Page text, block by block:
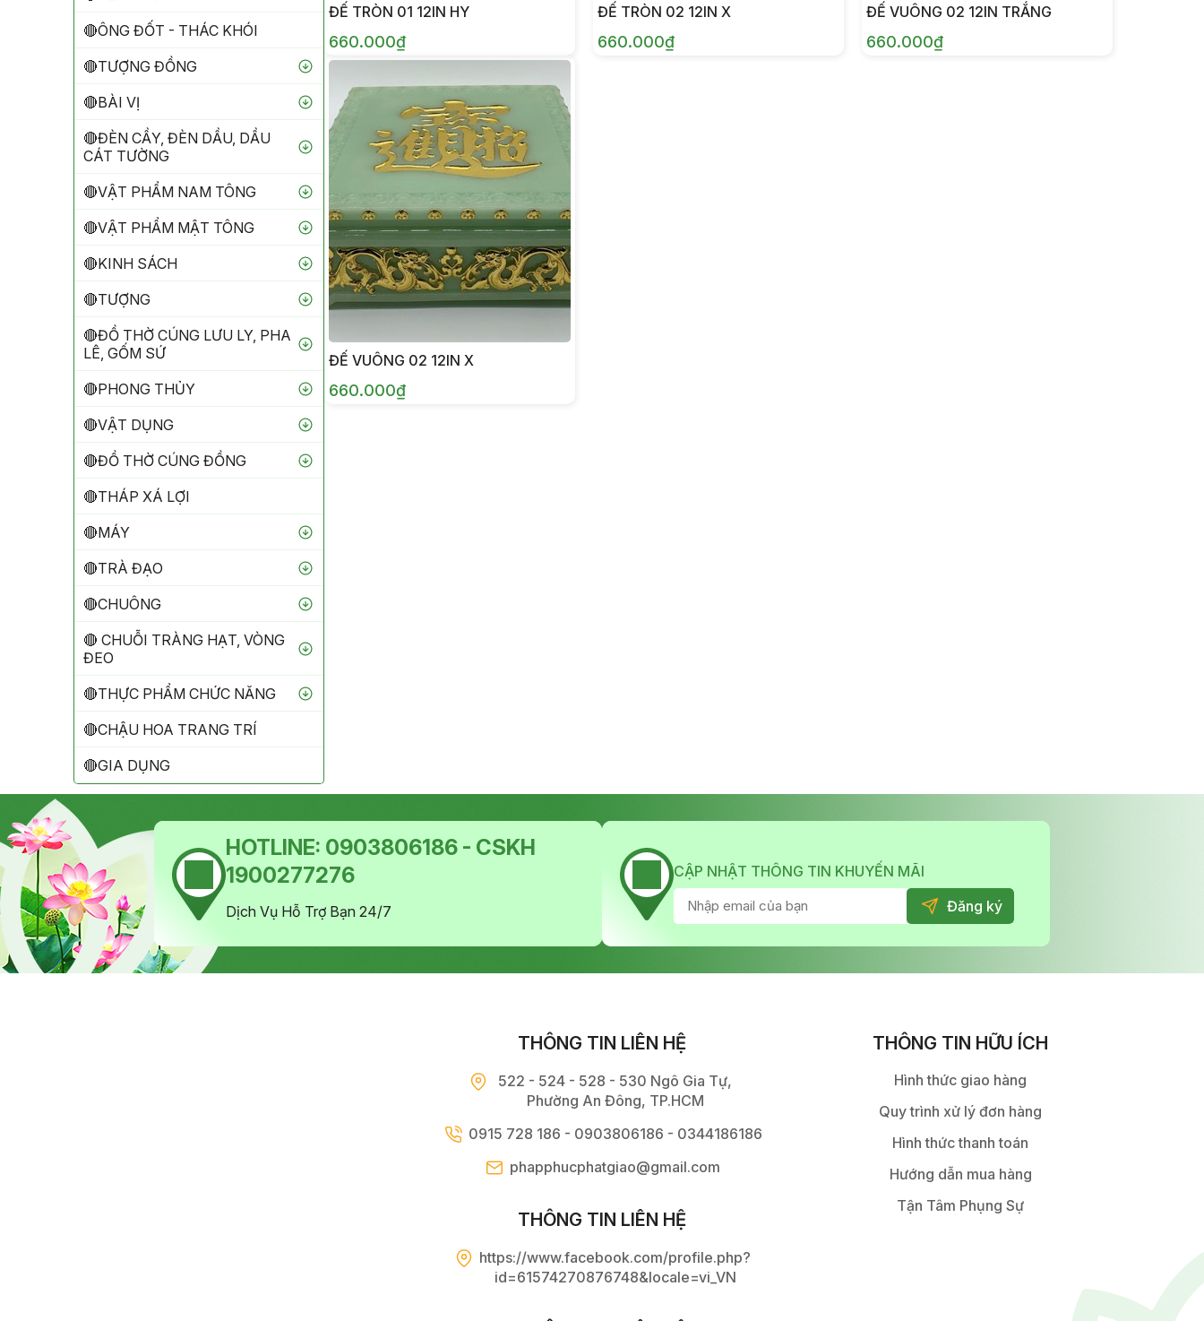
🔴ÔNG ĐỐT - THÁC KHÓI
🔴TƯỢNG ĐỒNG
🔴BÀI VỊ
🔴ĐÈN CẦY, ĐÈN DẦU, DẦU
CÁT TƯỜNG
🔴VẬT PHẨM NAM TÔNG
🔴VẬT PHẨM MẬT TÔNG
🔴KINH SÁCH
🔴TƯỢNG
🔴ĐỒ THỜ CÚNG LƯU LY, PHA
LÊ, GỐM SỨ
🔴PHONG THỦY
🔴VẬT DỤNG
🔴ĐỒ THỜ CÚNG ĐỒNG
🔴THÁP XÁ LỢI
🔴MÁY
🔴TRÀ ĐẠO
🔴CHUÔNG
🔴 CHUỖI TRÀNG HẠT, VÒNG
ĐEO
🔴THỰC PHẨM CHỨC NĂNG
🔴CHẬU HOA TRANG TRÍ
🔴GIA DỤNG
ĐẾ TRÒN 01 12IN HY
660.000₫
ĐẾ TRÒN 02 12IN X
660.000₫
ĐẾ VUÔNG 02 12IN TRẮNG
660.000₫
ĐẾ VUÔNG 02 12IN X
660.000₫
HOTLINE: 0903806186 - CSKH
1900277276
Dịch Vụ Hỗ Trợ Bạn 24/7
CẬP NHẬT THÔNG TIN KHUYẾN MÃI
THÔNG TIN LIÊN HỆ
522 - 524 - 528 - 530 Ngô Gia Tự,
Phường An Đông, TP.HCM
0915 728 186 - 0903806186 - 0344186186
phapphucphatgiao@gmail.com
THÔNG TIN LIÊN HỆ
https://www.facebook.com/profile.php?
id=61574270876748&locale=vi_VN
THÔNG TIN HỮU ÍCH
Hình thức giao hàng
Quy trình xử lý đơn hàng
Hình thức thanh toán
Hướng dẫn mua hàng
Tận Tâm Phụng Sự